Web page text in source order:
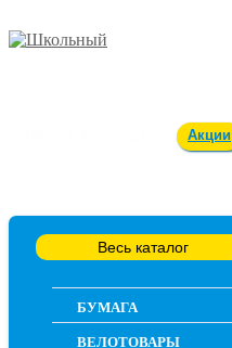
Акции
Весь каталог
БУМАГА
ВЕЛОТОВАРЫ